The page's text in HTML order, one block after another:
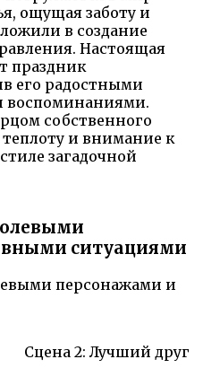
ощущая заботу и
в создание
Настоящая
праздник
его радостными
собственного
и внимание к
загадочной
ситуациями
Сцена 2: Лучший друг